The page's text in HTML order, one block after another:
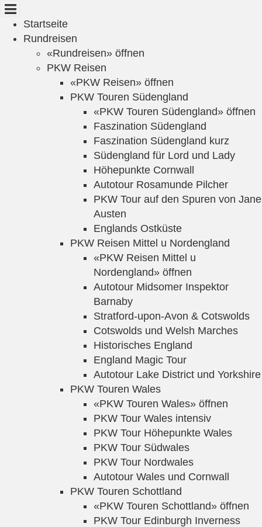
Startseite
Rundreisen
«Rundreisen» öffnen
PKW Reisen
«PKW Reisen» öffnen
PKW Touren Südengland
«PKW Touren Südengland» öffnen
Faszination Südengland
Faszination Südengland kurz
Südengland für Lord und Lady
Höhepunkte Cornwall
Autotour Rosamunde Pilcher
PKW Tour auf den Spuren von Jane
Austen
Englands Ostküste
PKW Reisen Mittel u Nordengland
«PKW Reisen Mittel u
Nordengland» öffnen
Autotour Midsomer Inspektor
Barnaby
Stratford-upon-Avon & Cotswolds
Cotswolds und Welsh Marches
Historisches England
England Magic Tour
Autotour Lake District und Yorkshire
PKW Touren Wales
«PKW Touren Wales» öffnen
PKW Tour Wales intensiv
PKW Tour Höhepunkte Wales
PKW Tour Südwales
PKW Tour Nordwales
Autotour Wales und Cornwall
PKW Touren Schottland
«PKW Touren Schottland» öffnen
PKW Tour Edinburgh Inverness
Cookie-Einstellungen